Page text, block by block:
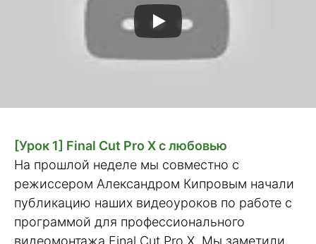
[Урок 1] Final Cut Pro X с любовью
На прошлой неделе мы совместно с
режиссером Александром Кипровым начали
публикацию наших видеоуроков по работе с
программой для профессионального
видеомонтажа Final Cut Pro X. Мы заметили,